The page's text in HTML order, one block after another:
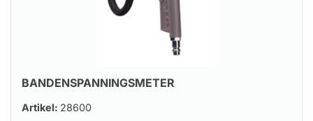
BANDENSPANNINGSMETER
Artikel: 28600